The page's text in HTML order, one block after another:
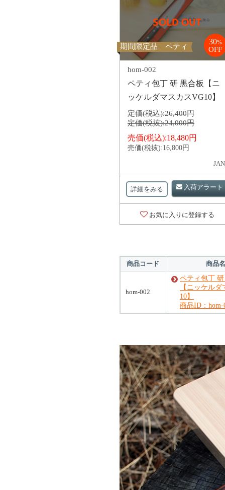
期間限定品 ペティ
30%
OFF
hom-002
ペティ包丁 研 黒合板【ニ
ッケルダマスカスVG10】
定価(税込):26,400円
定価(税抜):24,000円
売価(税込):18,480円
売価(税抜):16,800円
詳細をみる 入荷アラート
お気に入りに登録する
商品コード 商品名
hom-002
ペティ包丁
【ニッケル
10】
商品ID：hom-